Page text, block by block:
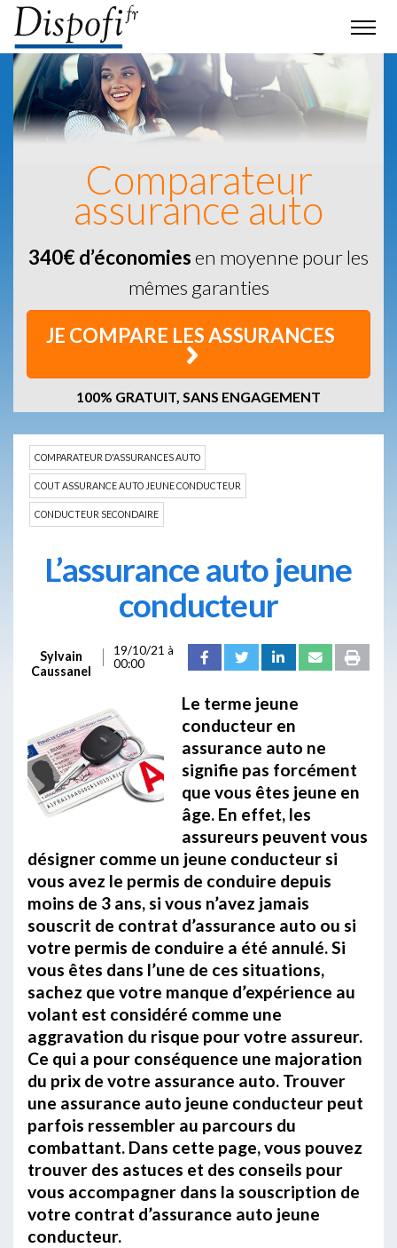
Comparateur
assurance auto
340€ d’économiesen moyenne pour les
mêmes garanties
JE COMPARE LES ASSURANCES
100% GRATUIT, SANS ENGAGEMENT
COMPARATEUR D'ASSURANCES AUTO
COUT ASSURANCE AUTO JEUNE CONDUCTEUR
CONDUCTEUR SECONDAIRE
L’assurance auto jeune
conducteur
Sylvain
Caussanel
19/10/21 à
00:00
Le terme jeune
conducteur en
assurance auto ne
signifie pas forcément
que vous êtes jeune en
âge. En effet, les
assureurs peuvent vous
désigner comme un jeune conducteur si
vous avez le permis de conduire depuis
moins de 3 ans, si vous n’avez jamais
souscrit de contrat d’assurance auto ou si
votre permis de conduire a été annulé. Si
vous êtes dans l’une de ces situations,
sachez que votre manque d’expérience au
volant est considéré comme une
aggravation du risque pour votre assureur.
Ce qui a pour conséquence une majoration
du prix de votre assurance auto. Trouver
une assurance auto jeune conducteur peut
parfois ressembler au parcours du
combattant. Dans cette page, vous pouvez
trouver des astuces et des conseils pour
vous accompagner dans la souscription de
votre contrat d’assurance auto jeune
conducteur.